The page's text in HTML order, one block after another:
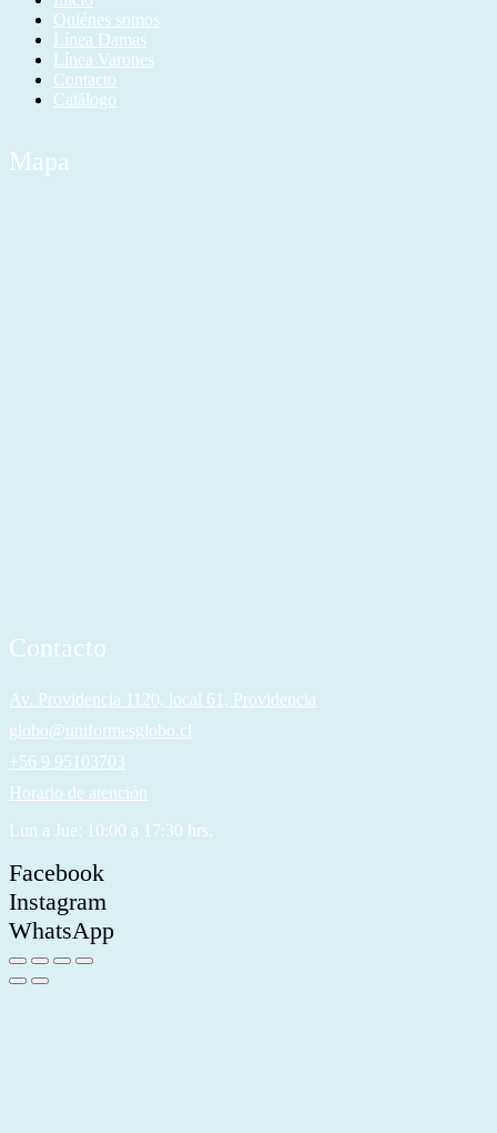
Quiénes somos
Línea Damas
Línea Varones
Contacto
Catálogo
Mapa
Contacto
Av. Providencia 1120, local 61, Providencia
globo@uniformesglobo.cl
+56 9 95103703
Horario de atención
Lun a Jue: 10:00 a 17:30 hrs.
Facebook
Instagram
WhatsApp